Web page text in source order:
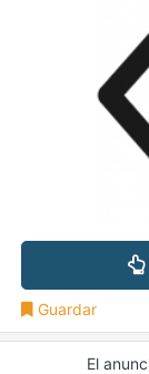
Guardar
El